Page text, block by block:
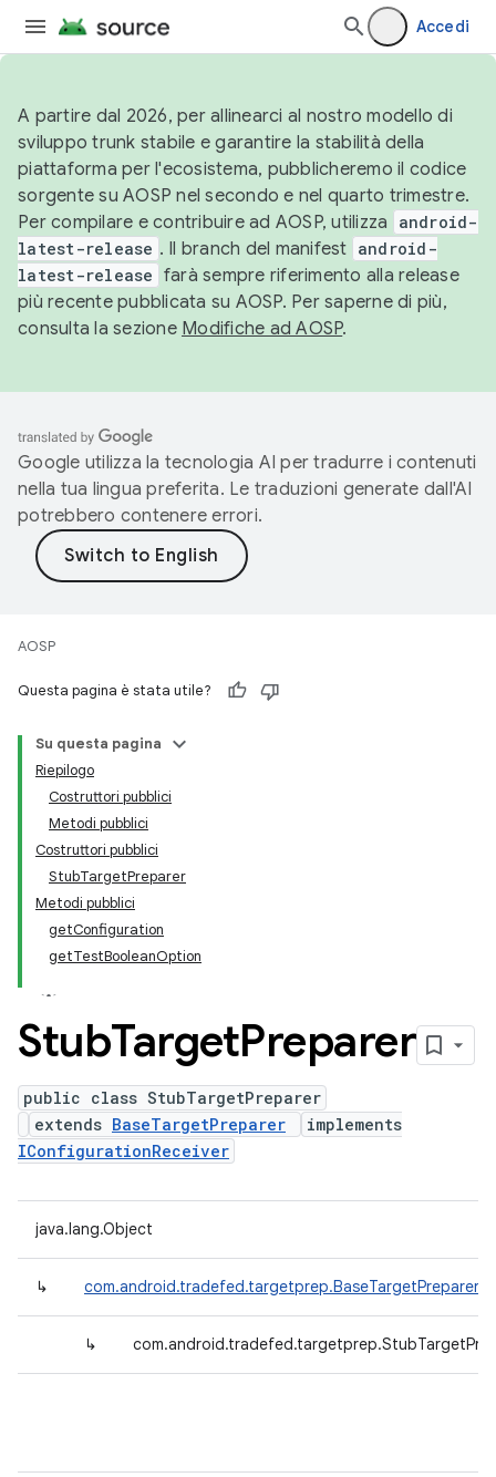
Accedi
A partire dal 2026, per allinearci al nostro modello di
sviluppo trunk stabile e garantire la stabilità della
piattaforma per l'ecosistema, pubblicheremo il codice
sorgente su AOSP nel secondo e nel quarto trimestre.
Per compilare e contribuire ad AOSP, utilizza
android-
latest-release . Il branch del manifest android-
latest-release farà sempre riferimento alla release
più recente pubblicata su AOSP. Per saperne di più,
consulta la sezione Modifiche ad AOSP.
Google utilizza la tecnologia AI per tradurre i contenuti
nella tua lingua preferita. Le traduzioni generate dall'AI
potrebbero contenere errori.
AOSP
Questa pagina è stata utile?
Su questa pagina
Riepilogo
Costruttori pubblici
Metodi pubblici
Costruttori pubblici
StubTargetPreparer
Metodi pubblici
getConfiguration
getTestBooleanOption
StubTargetPreparer
public class StubTargetPreparer
extends BaseTargetPreparer
implements
IConfigurationReceiver
java.lang.Object
↳ com.android.tradefed.targetprep.BaseTargetPreparer
↳